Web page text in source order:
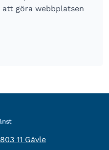
göra webbplatsen
11 Gävle